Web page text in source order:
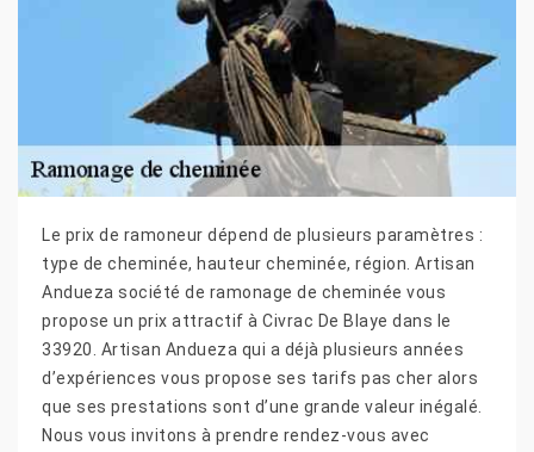
Le prix de ramoneur dépend de plusieurs paramètres :
type de cheminée, hauteur cheminée, région. Artisan
Andueza société de ramonage de cheminée vous
propose un prix attractif à Civrac De Blaye dans le
33920. Artisan Andueza qui a déjà plusieurs années
d’expériences vous propose ses tarifs pas cher alors
que ses prestations sont d’une grande valeur inégalé.
Nous vous invitons à prendre rendez-vous avec